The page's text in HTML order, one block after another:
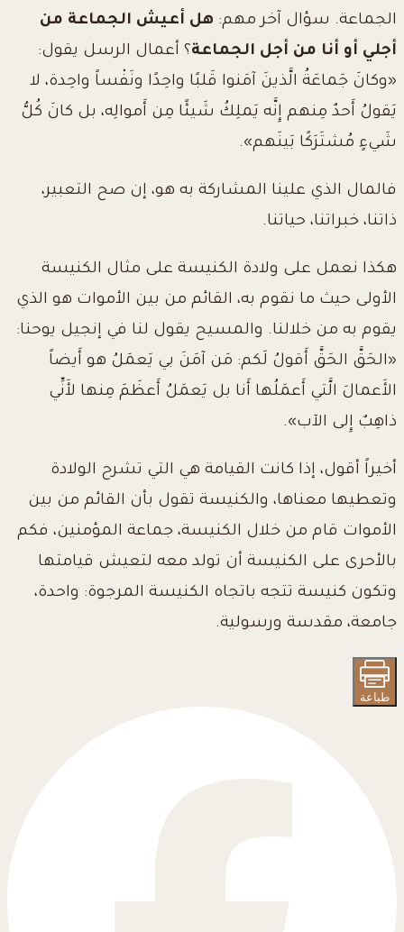
الجماعة. سؤال آخر مهم: هل أعيش الجماعة من
أجلي أو أنا من أجل الجماعة ؟ أعمال الرسل يقول:
«وكانَ جَماعَةُ الَّذينَ آمَنوا قَلبًا واحِدًا ونَفْساً واحِدة، لا
يَقولُ أَحدٌ مِنهم إِنَّه يَملِكُ شَيئًا مِن أَموالِه، بل كانَ كُلُّ
شَيءٍ مُشتَرَكًا بَينَهم».
فالمال الذي علينا المشاركة به هو، إن صح التعبير،
ذاتنا، خبراتنا، حياتنا.
هكذا نعمل على ولادة الكنيسة على مثال الكنيسة
الأولى حيث ما نقوم به، القائم من بين الأموات هو الذي
يقوم به من خلالنا. والمسيح يقول لنا في إنجيل يوحنا:
«الحَقَّ الحَقَّ أَقولُ لَكم: مَن آمَنَ بي يَعمَلُ هو أَيضاً
الأَعمالَ الَّتي أَعمَلُها أَنا بل يَعمَلُ أَعظَمَ مِنها لأَنِّي
ذاهِبٌ إِلى الآب».
أخيراً أقول، إذا كانت القيامة هي التي تشرح الولادة
وتعطيها معناها، والكنيسة تقول بأن القائم من بين
الأموات قام من خلال الكنيسة، جماعة المؤمنين، فكم
بالأحرى على الكنيسة أن تولد معه لتعيش قيامتها
وتكون كنيسة تتجه باتجاه الكنيسة المرجوة: واحدة،
جامعة، مقدسة ورسولية.
طباعة